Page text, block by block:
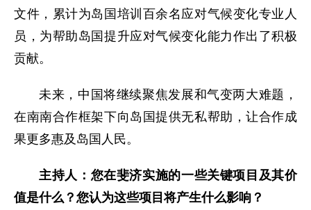
文件，累计为岛国培训百余名应对气候变化专业人
员，为帮助岛国提升应对气候变化能力作出了积极
贡献。
未来，中国将继续聚焦发展和气变两大难题，
在南南合作框架下向岛国提供无私帮助，让合作成
果更多惠及岛国人民。
主持人：您在斐济实施的一些关键项目及其价
值是什么？您认为这些项目将产生什么影响？